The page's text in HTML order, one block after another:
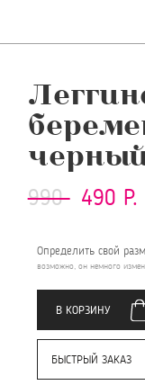
990 490 Р.
Определить свой
возможно, он немного
В КОРЗИНУ
БЫСТРЫЙ ЗАКАЗ